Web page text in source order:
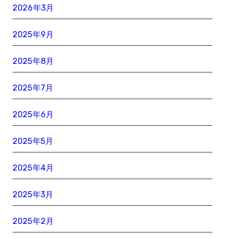
2026年3月
2025年9月
2025年8月
2025年7月
2025年6月
2025年5月
2025年4月
2025年3月
2025年2月